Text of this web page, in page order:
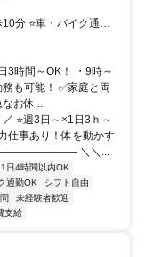
分 ⭐車・バイク通勤
3時間～OK！ ・9時～
も可能！ ✅家庭と両
お休...
⭐週3日～×1日3ｈ～
仕事あり！体を動かす
＼＼...
1日4時間以内OK
通勤OK
シフト自由
未経験者歓迎
支給